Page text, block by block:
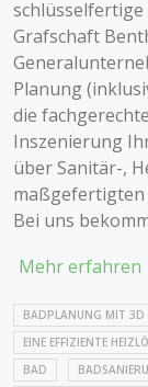
Grafschaft
Planung
die
Inszenierung
über Sanitär-,
maßgefertigten
Bei uns
Mehr erfahren
BADPLANUNG MIT 3D
EINE EFFIZIENTE
BAD